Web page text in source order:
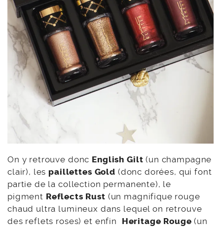
On y retrouve donc English Gilt (un champagne
clair), les paillettes Gold (donc dorées, qui font
partie de la collection permanente), le
pigment Reflects Rust (un magnifique rouge
chaud ultra lumineux dans lequel on retrouve
des reflets roses) et enfin Heritage Rouge (un